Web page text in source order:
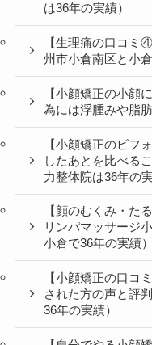
は36年の実績）
【生理痛の口コミ
州市小倉南区と小倉
【小顔矯正の小顔
為には浮腫みや脂
【小顔矯正のビフ
したあとを比べる
力整体院は36年の実
【顔のむくみ・た
リンパマッサージ
小倉で36年の実績）
【小顔矯正の口コ
された方の声と評
36年の実績）